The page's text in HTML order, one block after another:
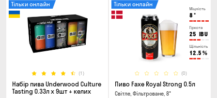
(1)
Тільки онлайн
Набір пива Underwood Culture
Tasting 0.33л x 9шт + келих
Міцність
8 °
Гіркота
25 IBU
Щільність
12.5 %
(0)
Тільки онлайн
Пиво Faxe Royal Strong 0.5л
Світле, Фільтроване, 8°